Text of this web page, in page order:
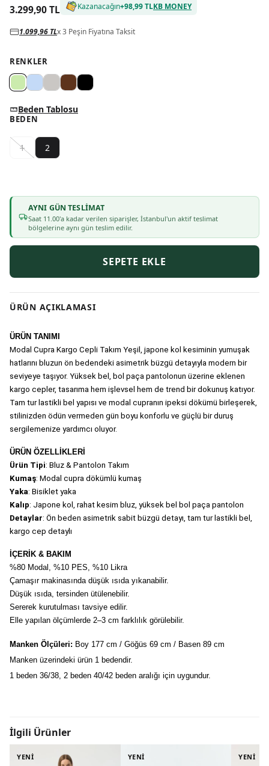
3.299,90 TL Kazanacağın+98,99 TLKB MONEY
1.099,96 TLx 3 Peşin Fiyatına Taksit
RENKLER
Beden Tablosu
BEDEN
1 2
AYNI GÜN TESLIMAT
Saat 11 .00'a kadar verilen siparişler, İstanbul'un aktif teslimat
bölgelerine aynı gün teslim edilir.
SEPETE EKLE
ÜRÜN AÇIKLAMASI
ÜRÜN TANIMI
Modal Cupra Kargo Cepli Takım Yeşil, japone kol kesiminin yumuşak
hatlarını bluzun ön bedendeki asimetrik büzgü detayıyla modern bir
seviyeye taşıyor. Yüksek bel, bol paça pantolonun üzerine eklenen
kargo cepler, tasarıma hem işlevsel hem de trend bir dokunuş katıyor.
Tam tur lastikli bel yapısı ve modal cupranın ipeksi dökümü birleşerek,
stilinizden ödün vermeden gün boyu konforlu ve güçlü bir duruş
sergilemenize yardımcı oluyor.
ÜRÜN ÖZELLİKLERİ
Ürün Tipi: Bluz & Pantolon Takım
Kumaş: Modal cupra dökümlü kumaş
Yaka: Bisiklet yaka
Kalıp: Japone kol, rahat kesim bluz, yüksek bel bol paça pantolon
Detaylar: Ön beden asimetrik sabit büzgü detayı, tam tur lastikli bel,
kargo cep detaylı
İÇERİK & BAKIM
%80 Modal, %10 PES, %10 Likra
Çamaşır makinasında düşük ısıda yıkanabilir.
Düşük ısıda, tersinden ütülenebilir.
Sererek kurutulması tavsiye edilir.
Elle yapılan ölçümlerde 2–3 cm farklılık görülebilir.
Manken Ölçüleri: Boy 177 cm / Göğüs 69 cm / Basen 89 cm
Manken üzerindeki ürün 1 bedendir.
1 beden 36/38, 2 beden 40/42 beden aralığı için uygundur.
İlgili Ürünler
YENİ YENİ YENİ